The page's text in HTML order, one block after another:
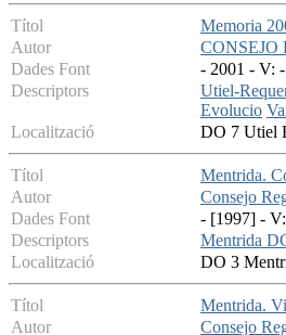
Títol
Memoria
Autor
Dades Font
- 2001 - V:
Descriptors
Utiel-
Evolucio
Localització
DO 7 Utiel
Títol
Mentrida.
Autor
Consejo
Dades Font
- [1997] -
Descriptors
Mentrida
Localització
DO 3
Títol
Mentrida.
Autor
Consejo